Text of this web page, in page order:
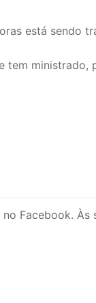
está sendo
ministrado,
Facebook. Às